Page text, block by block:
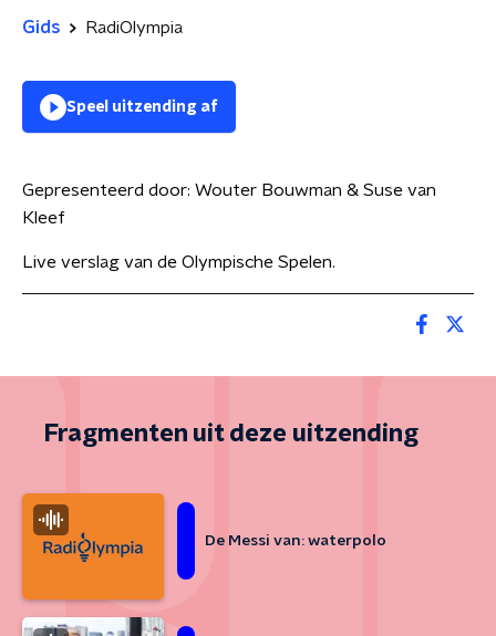
Gids RadiOlympia
Speel uitzending af
Gepresenteerd door: Wouter Bouwman & Suse van
Kleef
Live verslag van de Olympische Spelen.
Fragmenten uit deze uitzending
De Messi van: waterpolo